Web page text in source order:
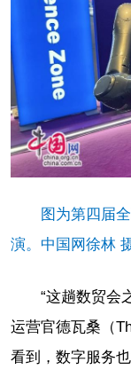
图为第四届
演。中国网徐林
“这趟数贸会
运营官德瓦桑（
看到，数字服务